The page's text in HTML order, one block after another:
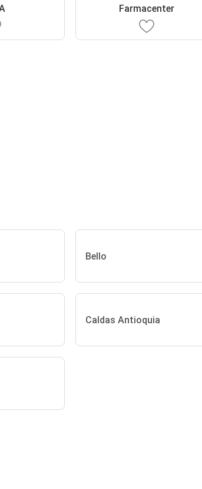
Farmacenter
Bello
Caldas Antioquia